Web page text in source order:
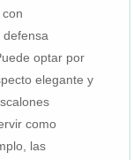
optar por
elegante y
como
las